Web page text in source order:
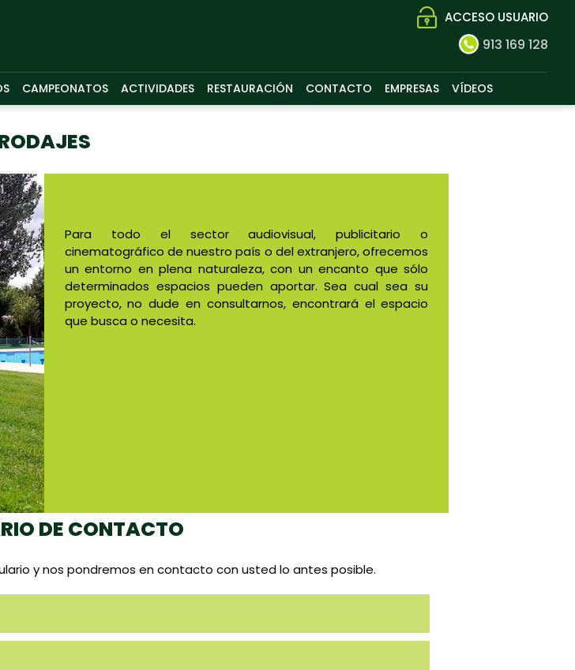
ACCESO USUARIO
913 169 128
CAMPEONATOS ACTIVIDADES RESTAURACIÓN CONTACTO EMPRESAS VÍDEOS
Para todo el sector audiovisual, publicitario o
cinematográfico de nuestro país o del extranjero, ofrecemos
un entorno en plena naturaleza, con un encanto que sólo
determinados espacios pueden aportar. Sea cual sea su
proyecto, no dude en consultarnos, encontrará el espacio
que busca o necesita.
DE CONTACTO
y nos pondremos en contacto con usted lo antes posible.